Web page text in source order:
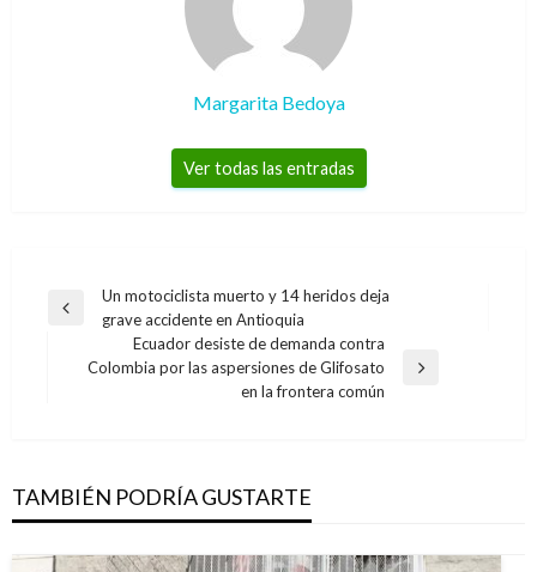
Margarita Bedoya
Ver todas las entradas
Navegación
entradas
Entrada
Un motociclista muerto y 14 heridos deja
grave accidente en Antioquia
Entrada
Ecuador desiste de demanda contra
Colombia por las aspersiones de Glifosato
en la frontera común
TAMBIÉN PODRÍA GUSTARTE